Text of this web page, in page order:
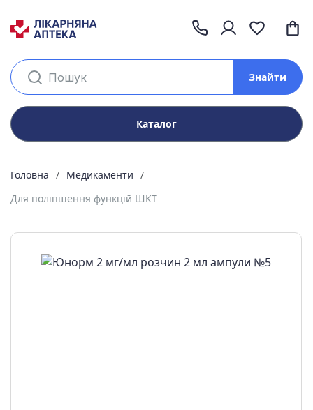
Каталог
Знайти
Головна
Медикаменти
Для поліпшення функцій ШКТ